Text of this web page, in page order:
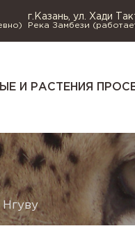
г.Казань, ул. Хади
Река Замбези
И РАСТЕНИЯ